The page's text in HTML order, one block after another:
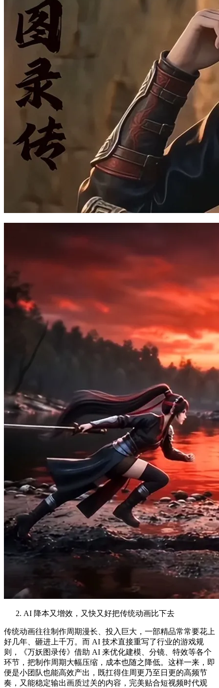
AI 降本又增效，又快又好把传统动画比下去
传统动画往往制作周期漫长、投入巨大，一部精品常常要花上
好几年、砸进上千万。而 AI 技术直接重写了行业的游戏规
则，《万妖图录传》借助 AI 来优化建模、分镜、特效等各个
环节，把制作周期大幅压缩，成本也随之降低。这样一来，即
便是小团队也能高效产出，既扛得住周更乃至日更的高频节
奏，又能稳定输出画质过关的内容，完美贴合短视频时代观